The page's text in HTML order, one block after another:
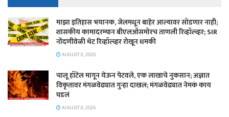
माझा इतिहास भयानक, जेलमधून बाहेर आल्यावर सोडणार नाही;
शासकीय कामादरम्यान बीएलओंसमोरच ताणली रिव्हॉल्व्हर; SIR
नोंदणीवेळी थेट रिव्हॉल्व्हर रोखून धमकी
AUGUST 8, 2026
चालू हॉटेल मागून येऊन पेटवले, एक लाखाचे नुकसान; अज्ञात
विकृतावर मंगळवेढ्यात गुन्हा दाखल; मंगळवेढ्यात नेमकं काय
घडलं
AUGUST 8, 2026